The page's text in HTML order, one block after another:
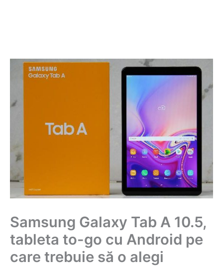
Samsung Galaxy Tab A 10.5,
tableta to-go cu Android pe
care trebuie să o alegi